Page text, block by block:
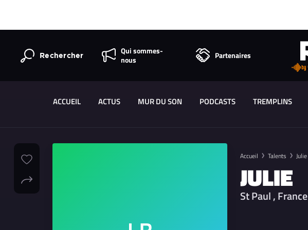
Rechercher
Qui sommes-
nous
Partenaires
ACCUEIL ACTUS MUR DU SON PODCASTS TREMPLINS
Accueil Talents Julie
JULIE
St Paul , France